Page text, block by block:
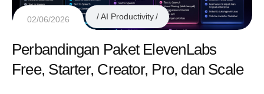
02/06/2026 AI Productivity
Perbandingan Paket ElevenLabs
Free, Starter, Creator, Pro, dan Scale